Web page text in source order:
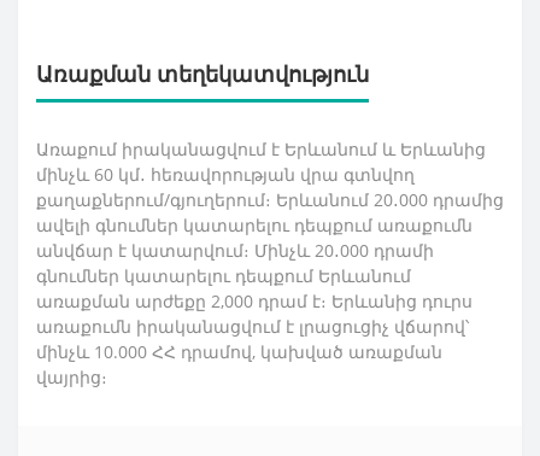
Առաքման տեղեկատվություն
Առաքում իրականացվում է Երևանում և Երևանից
մինչև 60 կմ․ հեռավորության վրա գտնվող
քաղաքներում/գյուղերում։ Երևանում 20․000 դրամից
ավելի գնումներ կատարելու դեպքում առաքումն
անվճար է կատարվում։ Մինչև 20․000 դրամի
գնումներ կատարելու դեպքում Երևանում
առաքման արժեքը 2,000 դրամ է։ Երևանից դուրս
առաքումն իրականացվում է լրացուցիչ վճարով՝
մինչև 10.000 ՀՀ դրամով, կախված առաքման
վայրից։